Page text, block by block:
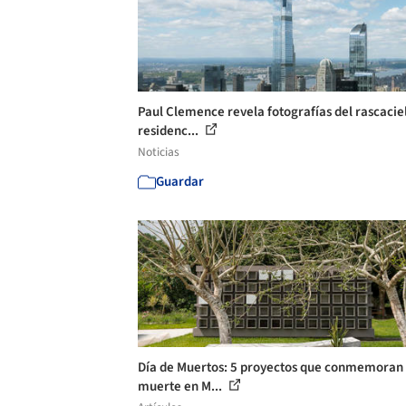
Paul Clemence revela fotografías del
residenc...
Noticias
Guardar
Día de Muertos: 5 proyectos que
muerte en M...